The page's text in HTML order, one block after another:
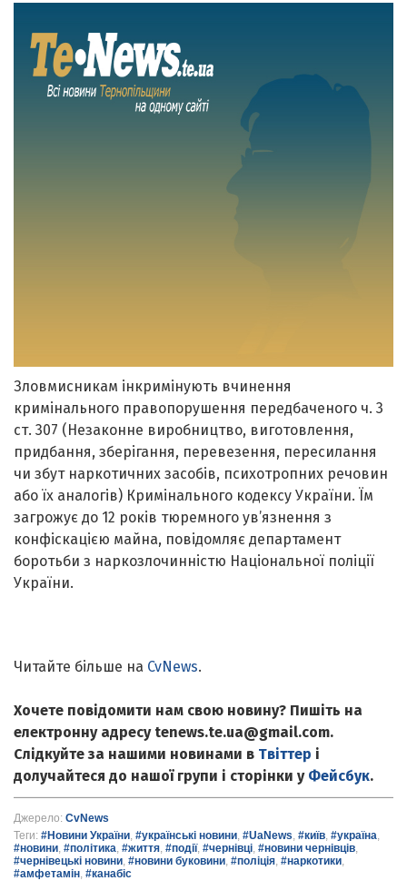
Зловмисникам інкримінують вчинення
кримінального правопорушення передбаченого ч. 3
ст. 307 (Незаконне виробництво, виготовлення,
придбання, зберігання, перевезення, пересилання
чи збут наркотичних засобів, психотропних речовин
або їх аналогів) Кримінального кодексу України. Їм
загрожує до 12 років тюремного ув’язнення з
конфіскацією майна, повідомляє департамент
боротьби з наркозлочинністю Національної поліції
України.
Читайте більше на CvNews.
Хочете повідомити нам свою новину? Пишіть на
електронну адресу tenews.te.ua@gmail.com.
Слідкуйте за нашими новинами в Твіттер і
долучайтеся до нашої групи і сторінки у Фейсбук.
Джерело: CvNews
Теги: #Новини України, #українські новини, #UaNews, #київ, #україна,
#новини, #політика, #життя, #події, #чернівці, #новини чернівців,
#чернівецькі новини, #новини буковини, #поліція, #наркотики,
#амфетамін, #канабіс